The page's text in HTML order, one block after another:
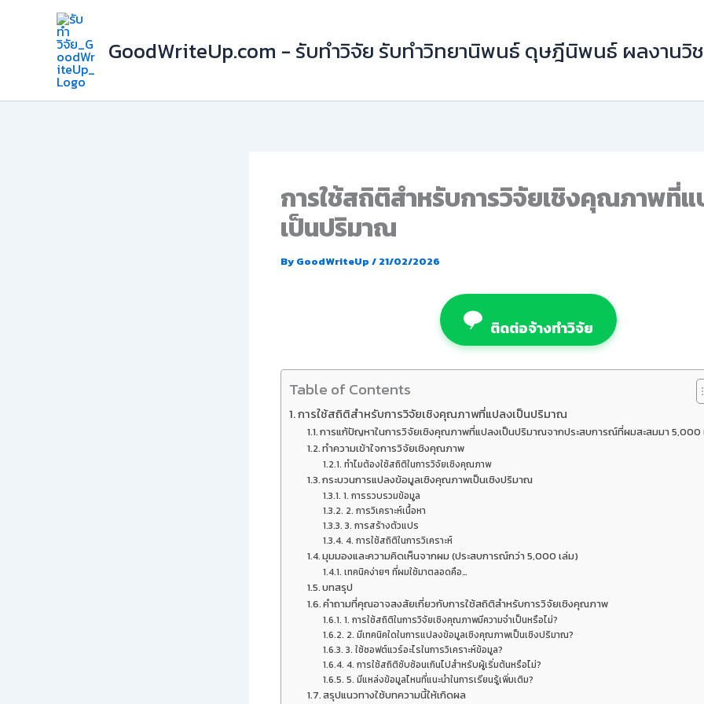
GoodWriteUp.com - รับทำวิจัย รับทำวิทยานิพนธ์ ดุษฎีนิพนธ์ ผลงานวิ
การใช้สถิติสำหรับการวิจัยเชิงคุณภาพที่
เป็นปริมาณ
By GoodWriteUp / 21/02/2026
ติดต่อจ้างทำวิจัย
Table of Contents
การใช้สถิติสำหรับการวิจัยเชิงคุณภาพที่แปลงเป็นปริมาณ
การแก้ปัญหาในการวิจัยเชิงคุณภาพที่แปลงเป็นปริมาณจากประสบการณ์ที่ผมสะสมมา 5,000
ทำความเข้าใจการวิจัยเชิงคุณภาพ
ทำไมต้องใช้สถิติในการวิจัยเชิงคุณภาพ
กระบวนการแปลงข้อมูลเชิงคุณภาพเป็นเชิงปริมาณ
1. การรวบรวมข้อมูล
2. การวิเคราะห์เนื้อหา
3. การสร้างตัวแปร
4. การใช้สถิติในการวิเคราะห์
มุมมองและความคิดเห็นจากผม (ประสบการณ์กว่า 5,000 เล่ม)
เทคนิคง่ายๆ ที่ผมใช้มาตลอดคือ…
บทสรุป
คำถามที่คุณอาจสงสัยเกี่ยวกับการใช้สถิติสำหรับการวิจัยเชิงคุณภาพ
1. การใช้สถิติในการวิจัยเชิงคุณภาพมีความจำเป็นหรือไม่?
2. มีเทคนิคใดในการแปลงข้อมูลเชิงคุณภาพเป็นเชิงปริมาณ?
3. ใช้ซอฟต์แวร์อะไรในการวิเคราะห์ข้อมูล?
4. การใช้สถิติซับซ้อนเกินไปสำหรับผู้เริ่มต้นหรือไม่?
5. มีแหล่งข้อมูลไหนที่แนะนำในการเรียนรู้เพิ่มเติม?
สรุปแนวทางใช้บทความนี้ให้เกิดผล